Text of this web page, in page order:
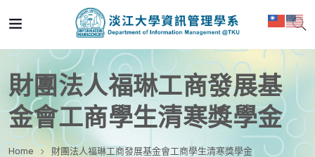
財團法人福琳工商發展基
金會工商學生清寒獎學金
Home 財團法人福琳工商發展基金會工商學生清寒獎學金